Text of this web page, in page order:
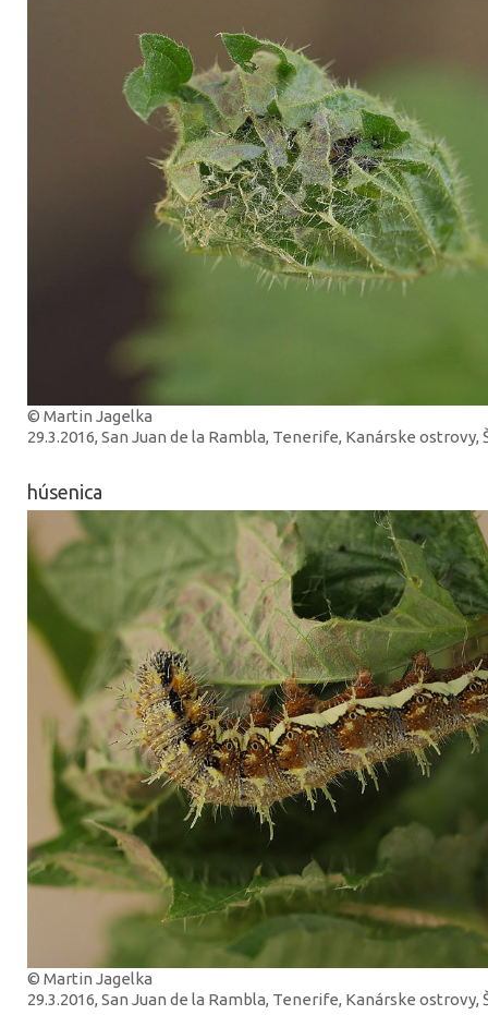
© Martin Jagelka
29.3.2016, San Juan de la Rambla, Tenerife, Kanárske ostrovy,
húsenica
© Martin Jagelka
29.3.2016, San Juan de la Rambla, Tenerife, Kanárske ostrovy,